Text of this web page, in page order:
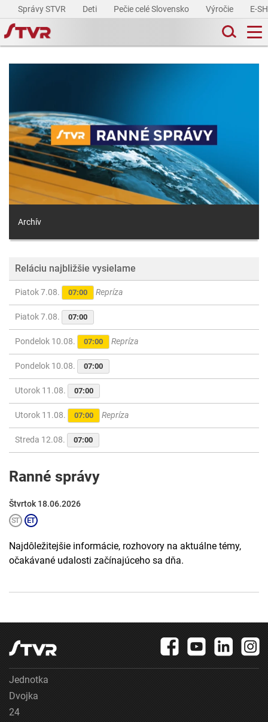
Správy STVR Deti Pečie celé Slovensko Výročie E-
Archív
Reláciu najbližšie vysielame
Piatok 7.08. 07:00 Repríza
Piatok 7.08. 07:00
Pondelok 10.08. 07:00 Repríza
Pondelok 10.08. 07:00
Utorok 11.08. 07:00
Utorok 11.08. 07:00 Repríza
Streda 12.08. 07:00
Ranné správy
Štvrtok 18.06.2026
Najdôležitejšie informácie, rozhovory na aktuálne témy,
očakávané udalosti začínajúceho sa dňa.
Jednotka
Dvojka
24